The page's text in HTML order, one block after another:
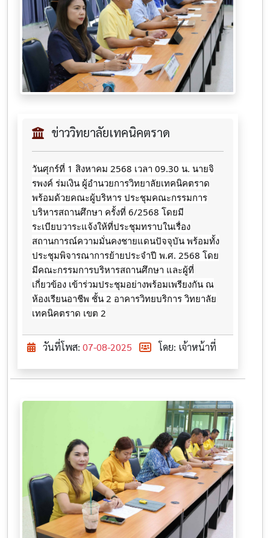
ข่าววิทยาลัยเทคนิคตราด
วันศุกร์ที่ 1 สิงหาคม 2568 เวลา 09.30 น. นายจิ
รพงค์ ร่มเงิน ผู้อำนวยการวิทยาลัยเทคนิคตราด
พร้อมด้วยคณะผู้บริหาร ประชุมคณะกรรมการ
บริหารสถานศึกษา ครั้งที่ 6/2568 โดยมี
ระเบียบวาระแจ้งให้ที่ประชุมทราบในเรื่อง
สถานการณ์ความมั่นคงชายแดนปัจจุบัน พร้อมทั้ง
ประชุมพิจารณาการย้ายประจำปี พ.ศ. 2568 โดย
มีคณะกรรมการบริหารสถานศึกษา และผู้ที่
เกี่ยวข้อง เข้าร่วมประชุมอย่างพร้อมเพรียงกัน ณ
ห้องเรียนอาชีพ ชั้น 2 อาคารวิทยบริการ วิทยาลัย
เทคนิคตราด เขต 2
วันที่โพส: 07-08-2025 โดย: เจ้าหน้าที่